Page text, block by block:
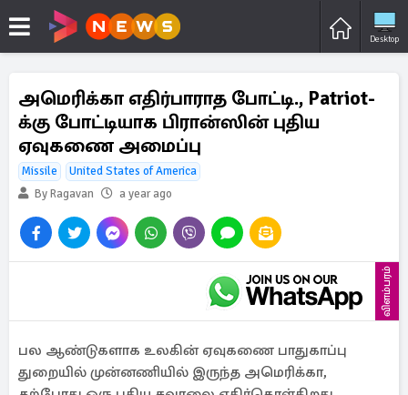
Desktop
அமெரிக்கா எதிர்பாராத போட்டி., Patriot-
க்கு போட்டியாக பிரான்ஸின் புதிய
ஏவுகணை அமைப்பு
Missile
United States of America
By Ragavan
a year ago
விளம்பரம்
பல ஆண்டுகளாக உலகின் ஏவுகணை பாதுகாப்பு
துறையில் முன்னணியில் இருந்த அமெரிக்கா,